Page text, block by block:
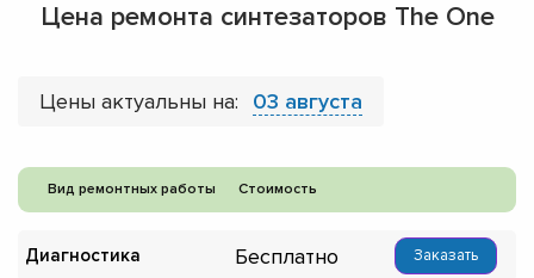
Цена ремонта синтезаторов The One
Цены актуальны на: 03 августа
Вид ремонтных работы Стоимость
Диагностика Бесплатно Заказать